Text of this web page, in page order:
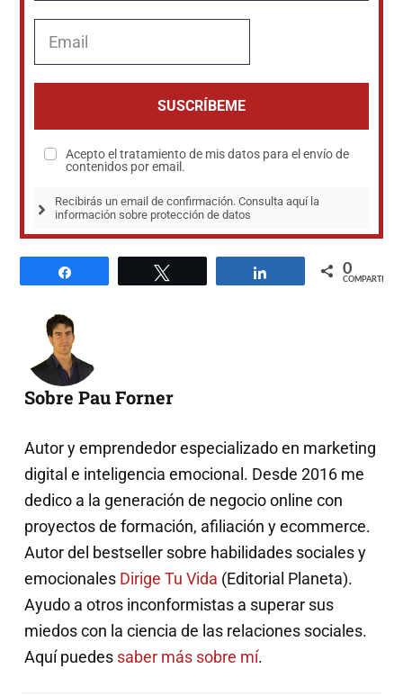
SUSCRÍBEME
Acepto el tratamiento de mis datos para el envío de
contenidos por email.
Recibirás un email de confirmación. Consulta aquí la
información sobre protección de datos
Compartir 0
COMPARTIR
Sobre Pau Forner
Autor y emprendedor especializado en marketing
digital e inteligencia emocional. Desde 2016 me
dedico a la generación de negocio online con
proyectos de formación, afiliación y ecommerce.
Autor del bestseller sobre habilidades sociales y
emocionales Dirige Tu Vida (Editorial Planeta).
Ayudo a otros inconformistas a superar sus
miedos con la ciencia de las relaciones sociales.
Aquí puedes saber más sobre mí.